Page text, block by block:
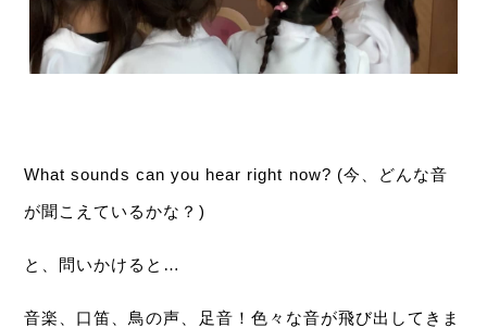
What sounds can you hear right now? (今、どんな音
が聞こえているかな？)
と、問いかけると…
音楽、口笛、鳥の声、足音！色々な音が飛び出してきま